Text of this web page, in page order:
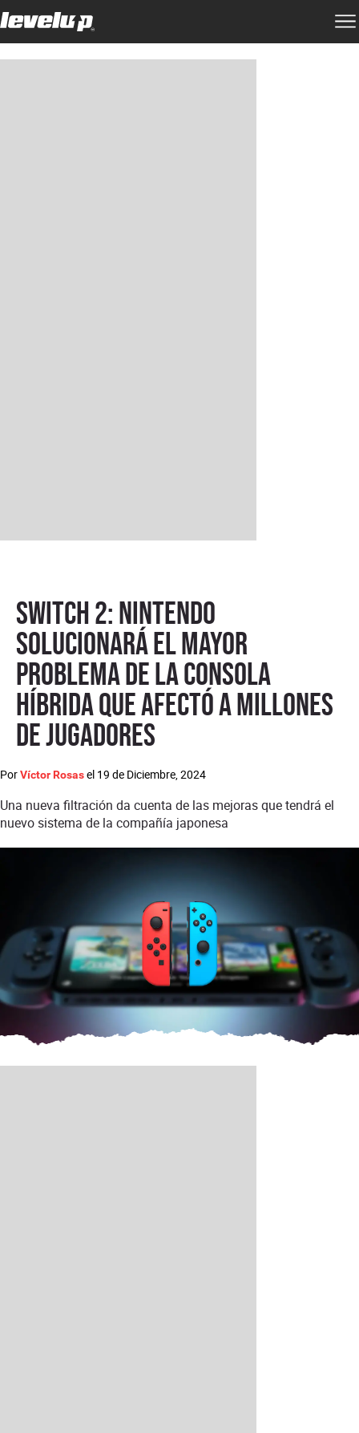
Switch 2: Nintendo
solucionará el mayor
problema de la consola
híbrida que afectó a millones
de jugadores
PorVíctor Rosasel 19 de Diciembre, 2024
Una nueva filtración da cuenta de las mejoras que tendrá el
nuevo sistema de la compañía japonesa